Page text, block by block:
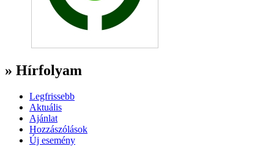
» Hírfolyam
Legfrissebb
Aktuális
Ajánlat
Hozzászólások
Új esemény